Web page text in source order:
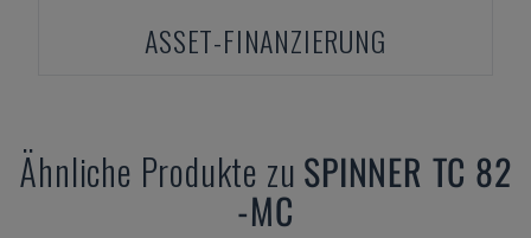
ASSET-FINANZIERUNG
Ähnliche Produkte zu SPINNER TC 82
-MC